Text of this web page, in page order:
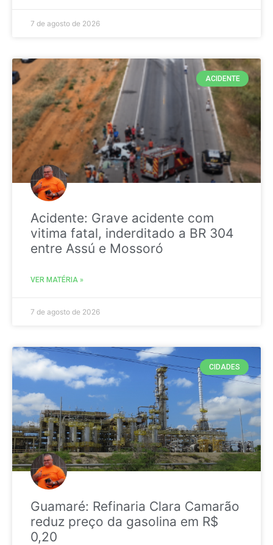
7 de agosto de 2026
ACIDENTE
Acidente: Grave acidente com
vitima fatal, inderditado a BR 304
entre Assú e Mossoró
VER MATÉRIA »
7 de agosto de 2026
CIDADES
Guamaré: Refinaria Clara Camarão
reduz preço da gasolina em R$
0,20